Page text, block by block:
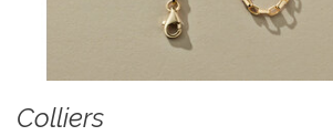
Colliers